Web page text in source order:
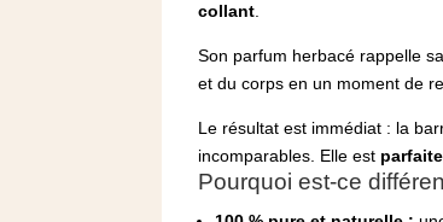
collant.
Son parfum herbacé rappelle
et du corps en un moment de
Le résultat est immédiat : la
incomparables. Elle est
Pourquoi est-ce